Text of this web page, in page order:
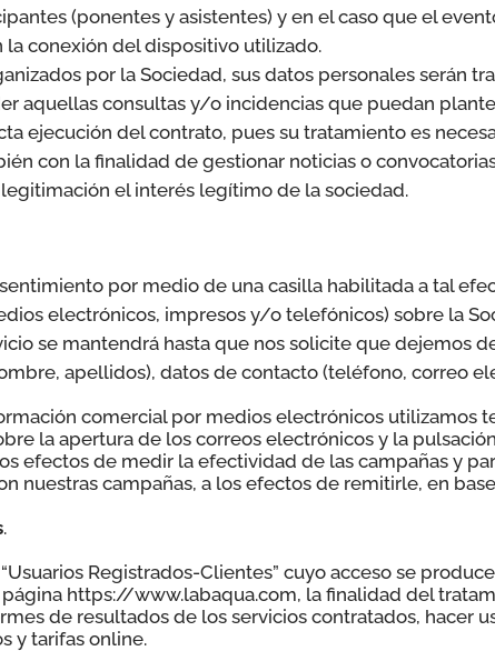
(ponentes y asistentes) y en el caso que el
conexión del dispositivo utilizado.
por la Sociedad, sus datos personales serán
aquellas consultas y/o incidencias que puedan
ejecución del contrato, pues su tratamiento es
con la finalidad de gestionar noticias o
el interés legítimo de la sociedad.
por medio de una casilla habilitada a tal
electrónicos, impresos y/o telefónicos) sobre la
se mantendrá hasta que nos solicite que dejemos
apellidos), datos de contacto (teléfono, correo
comercial por medios electrónicos utilizamos
la apertura de los correos electrónicos y la
efectos de medir la efectividad de las campañas y
nuestras campañas, a los efectos de remitirle, en
.
Registrados-Clientes” cuyo acceso se
https://www.labaqua.com, la finalidad del
de resultados de los servicios contratados, hacer
y tarifas online.